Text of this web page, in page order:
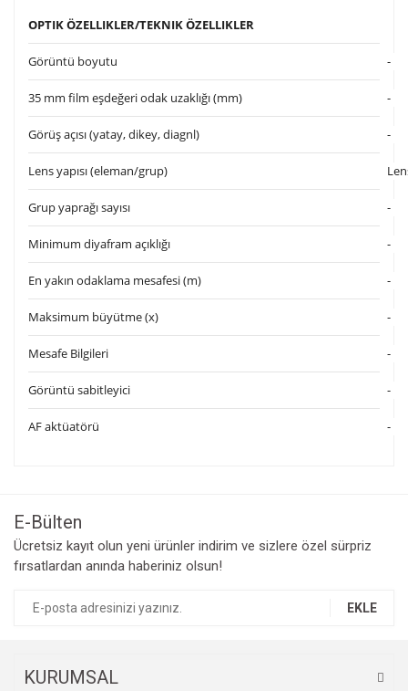
OPTIK ÖZELLIKLER/TEKNIK ÖZELLIKLER
Görüntü boyutu -
35 mm film eşdeğeri odak uzaklığı (mm) -
Görüş açısı (yatay, dikey, diagnl) -
Lens yapısı (eleman/grup)
Grup yaprağı sayısı -
Minimum diyafram açıklığı -
En yakın odaklama mesafesi (m) -
Maksimum büyütme (x) -
Mesafe Bilgileri -
Görüntü sabitleyici -
AF aktüatörü -
Ürün resmi kalitesiz, bozuk veya görüntülenemiyor.
Ürün açıklamasında eksik bilgiler bulunuyor.
E-Bülten
Ücretsiz kayıt olun yeni ürünler indirim ve sizlere özel sürpriz
fırsatlardan anında haberiniz olsun!
EKLE
KURUMSAL